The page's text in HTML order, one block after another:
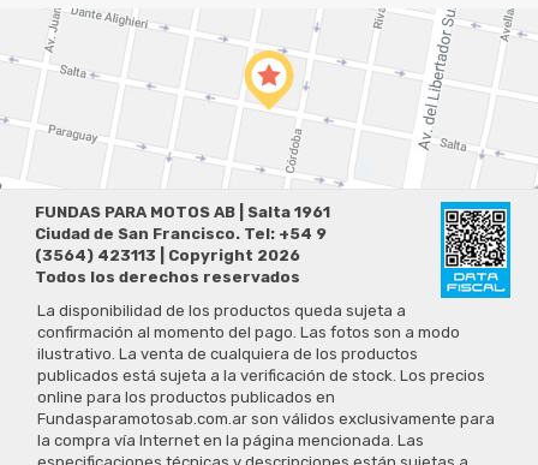
FUNDAS PARA MOTOS AB | Salta 1961
Ciudad de San Francisco. Tel: +54 9
(3564) 423113 | Copyright 2026
Todos los derechos reservados
La disponibilidad de los productos queda sujeta a
confirmación al momento del pago. Las fotos son a modo
ilustrativo. La venta de cualquiera de los productos
publicados está sujeta a la verificación de stock. Los precios
online para los productos publicados en
Fundasparamotosab.com.ar son válidos exclusivamente para
la compra vía Internet en la página mencionada. Las
especificaciones técnicas y descripciones están sujetas a
cambios sin previo aviso.